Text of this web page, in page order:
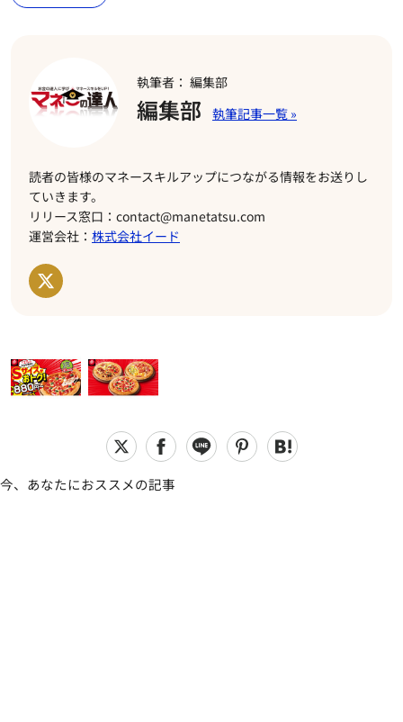
執筆者： 編集部
編集部
読者の皆様のマネースキルアップにつながる情報をお送りし
ていきます。
リリース窓口：contact@manetatsu.com
運営会社： 株式会社イード
今、あなたにおススメの記事